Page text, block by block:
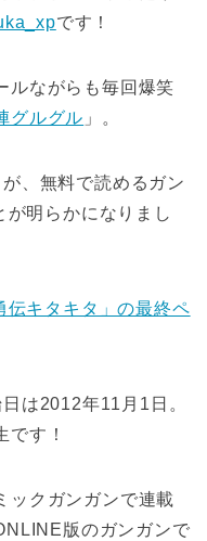
です！
ルながらも毎回爆笑
グルグル 」。
が、無料で読めるガン
明らかになりまし
伝キタキタ」の最終ペ
は2012年11月1日。
です！
ックガンガンで連載
版のガンガンで